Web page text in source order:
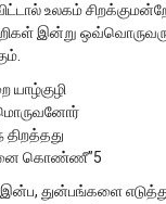
உலகம்
இன்று
யாழ்குழி
மொருவனோர்
திறத்தது
கொண்ணீ”5
துன்பங்களை